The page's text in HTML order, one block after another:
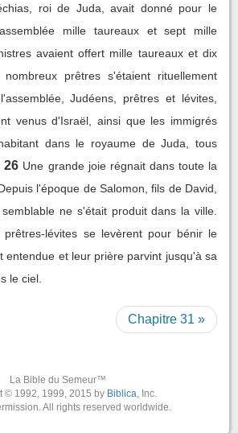
roi de Juda, avait donné pour le
mille taureaux et sept mille
avaient offert mille taureaux et dix
prêtres s'étaient rituellement
Judéens, prêtres et lévites,
venus d'Israël, ainsi que les immigrés
dans le royaume de Juda, tous
26 Une grande joie régnait dans toute la
l'époque de Salomon, fils de David,
ne s'était produit dans la ville.
prêtres-lévites se levèrent pour bénir le
entendue et leur prière parvint jusqu'à sa
le ciel.
Chapitre 31 »
La Bible du Semeur™
© 1992, 1999, 2015 by Biblica, Inc.
All rights reserved worldwide.